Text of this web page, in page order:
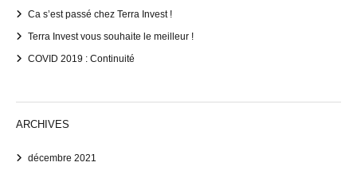
Ca s’est passé chez Terra Invest !
Terra Invest vous souhaite le meilleur !
COVID 2019 : Continuité
ARCHIVES
décembre 2021